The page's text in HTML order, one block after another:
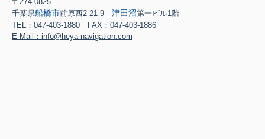
千葉県船橋市前原西2-21-9 津田沼第一ビル1階
TEL：047-403-1880 FAX：047-403-1886
E-Mail：info@heya-navigation.com